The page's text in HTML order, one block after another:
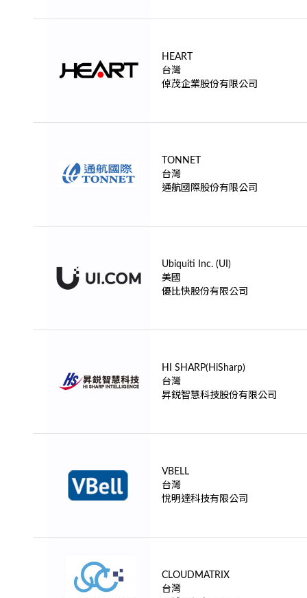
HEART
台灣
倬茂企業股份有限公司
TONNET
台灣
通航國際股份有限公司
Ubiquiti Inc. (UI)
美國
優比快股份有限公司
HI SHARP(HiSharp)
台灣
昇鋭智慧科技股份有限公司
VBELL
台灣
悅明達科技有限公司
CLOUDMATRIX
台灣